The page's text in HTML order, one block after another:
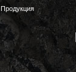
Продукция